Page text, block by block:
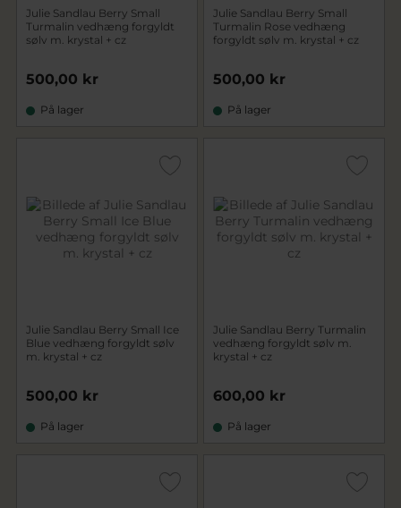
Julie Sandlau Berry Small
Turmalin vedhæng forgyldt
sølv m. krystal + cz
500,00 kr
På lager
Julie Sandlau Berry Small
Turmalin Rose vedhæng
forgyldt sølv m. krystal + cz
500,00 kr
På lager
Julie Sandlau Berry Small Ice
Blue vedhæng forgyldt sølv
m. krystal + cz
500,00 kr
På lager
Julie Sandlau Berry Turmalin
vedhæng forgyldt sølv m.
krystal + cz
600,00 kr
På lager